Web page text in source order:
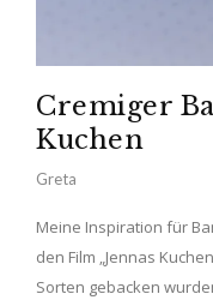
Cremiger
Kuchen
Greta
Meine Inspiration für
den Film „Jennas
Sorten gebacken